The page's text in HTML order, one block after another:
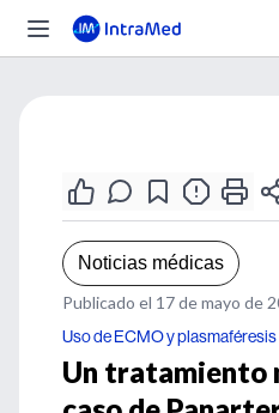
Noticias médicas
Publicado el 17 de mayo de
Uso de ECMO y plasmaféresis
Un tratamiento